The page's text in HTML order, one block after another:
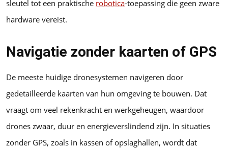
sleutel tot een praktische robotica-toepassing die geen zware
hardware vereist.
Navigatie zonder kaarten of GPS
De meeste huidige dronesystemen navigeren door
gedetailleerde kaarten van hun omgeving te bouwen. Dat
vraagt om veel rekenkracht en werkgeheugen, waardoor
drones zwaar, duur en energieverslindend zijn. In situaties
zonder GPS, zoals in kassen of opslaghallen, wordt dat